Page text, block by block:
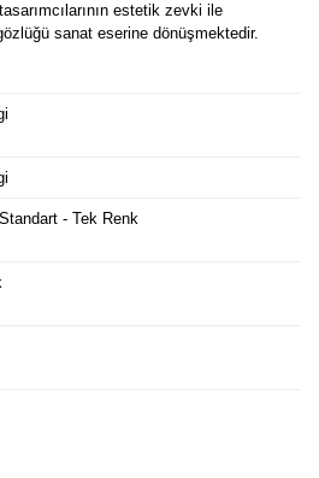
estetik zevki ile
sanat eserine dönüşmektedir.
- Tek Renk